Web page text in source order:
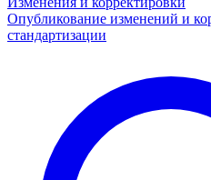
Опубликование изменений и
стандартизации